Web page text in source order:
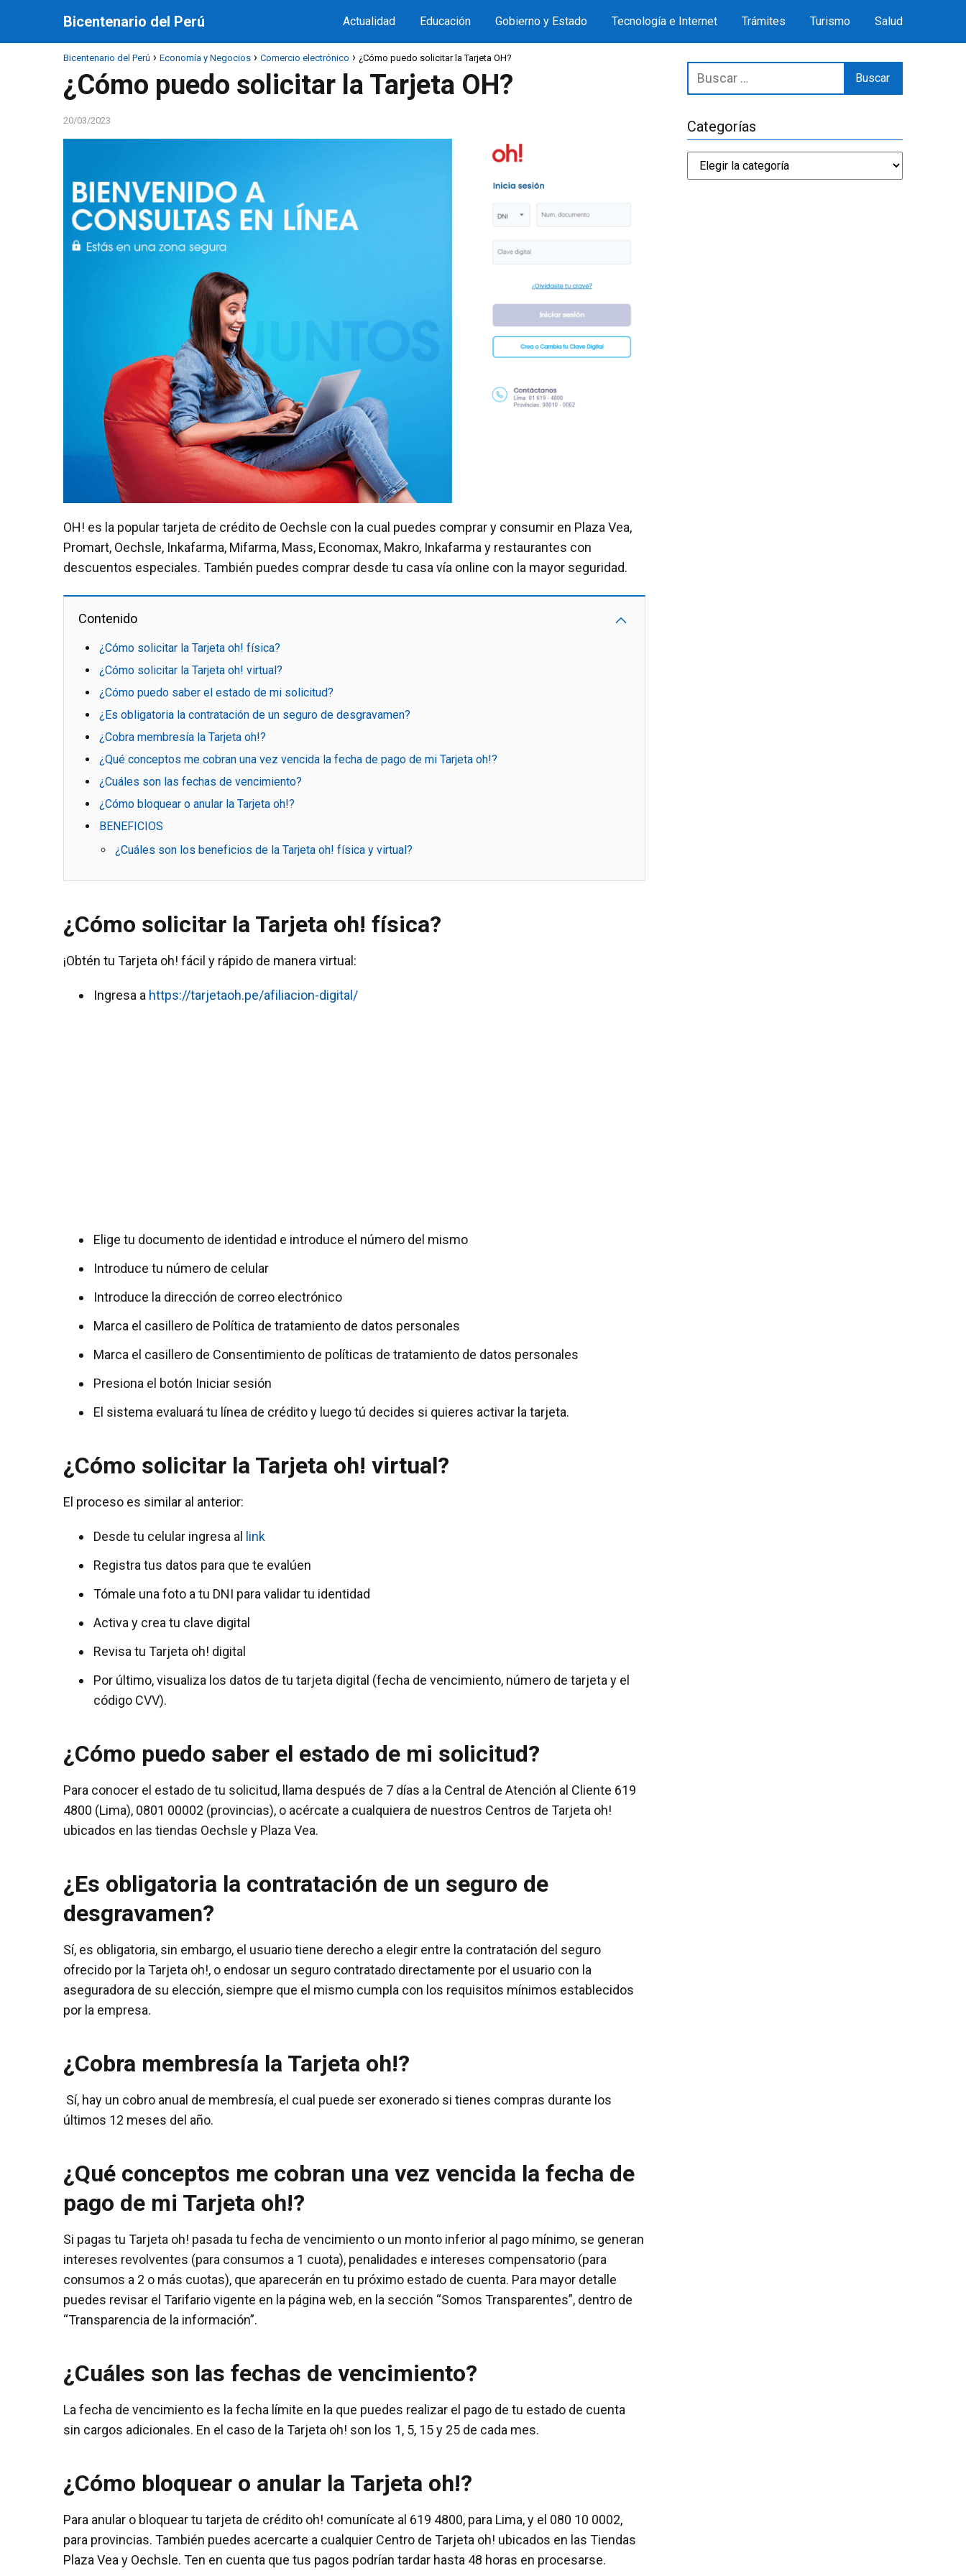
Bicentenario del Perú Actualidad Educación Gobierno y Estado Tecnología e Internet Trámites Turismo Salud
Bicentenario del Perú Economía y Negocios Comercio electrónico ¿Cómo puedo solicitar la Tarjeta OH?
¿Cómo puedo solicitar la Tarjeta OH?
20/03/2023
OH! es la popular tarjeta de crédito de Oechsle con la cual puedes comprar y consumir en Plaza Vea,
Promart, Oechsle, Inkafarma, Mifarma, Mass, Economax, Makro, Inkafarma y restaurantes con
descuentos especiales. También puedes comprar desde tu casa vía online con la mayor seguridad.
Contenido
¿Cómo solicitar la Tarjeta oh! física?
¿Cómo solicitar la Tarjeta oh! virtual?
¿Cómo puedo saber el estado de mi solicitud?
¿Es obligatoria la contratación de un seguro de desgravamen?
¿Cobra membresía la Tarjeta oh!?
¿Qué conceptos me cobran una vez vencida la fecha de pago de mi Tarjeta oh!?
¿Cuáles son las fechas de vencimiento?
¿Cómo bloquear o anular la Tarjeta oh!?
BENEFICIOS
¿Cuáles son los beneficios de la Tarjeta oh! física y virtual?
¿Cómo solicitar la Tarjeta oh! física?
¡Obtén tu Tarjeta oh! fácil y rápido de manera virtual:
Ingresa a https://tarjetaoh.pe/afiliacion-digital/
Elige tu documento de identidad e introduce el número del mismo
Introduce tu número de celular
Introduce la dirección de correo electrónico
Marca el casillero de Política de tratamiento de datos personales
Marca el casillero de Consentimiento de políticas de tratamiento de datos personales
Presiona el botón Iniciar sesión
El sistema evaluará tu línea de crédito y luego tú decides si quieres activar la tarjeta.
¿Cómo solicitar la Tarjeta oh! virtual?
El proceso es similar al anterior:
Desde tu celular ingresa al link
Registra tus datos para que te evalúen
Tómale una foto a tu DNI para validar tu identidad
Activa y crea tu clave digital
Revisa tu Tarjeta oh! digital
Por último, visualiza los datos de tu tarjeta digital (fecha de vencimiento, número de tarjeta y el
código CVV).
¿Cómo puedo saber el estado de mi solicitud?
Para conocer el estado de tu solicitud, llama después de 7 días a la Central de Atención al Cliente 619
4800 (Lima), 0801 00002 (provincias), o acércate a cualquiera de nuestros Centros de Tarjeta oh!
ubicados en las tiendas Oechsle y Plaza Vea.
¿Es obligatoria la contratación de un seguro de
desgravamen?
Sí, es obligatoria, sin embargo, el usuario tiene derecho a elegir entre la contratación del seguro
ofrecido por la Tarjeta oh!, o endosar un seguro contratado directamente por el usuario con la
aseguradora de su elección, siempre que el mismo cumpla con los requisitos mínimos establecidos
por la empresa.
¿Cobra membresía la Tarjeta oh!?
Sí, hay un cobro anual de membresía, el cual puede ser exonerado si tienes compras durante los
últimos 12 meses del año.
¿Qué conceptos me cobran una vez vencida la fecha de
pago de mi Tarjeta oh!?
Si pagas tu Tarjeta oh! pasada tu fecha de vencimiento o un monto inferior al pago mínimo, se generan
intereses revolventes (para consumos a 1 cuota), penalidades e intereses compensatorio (para
consumos a 2 o más cuotas), que aparecerán en tu próximo estado de cuenta. Para mayor detalle
puedes revisar el Tarifario vigente en la página web, en la sección “Somos Transparentes”, dentro de
“Transparencia de la información”.
¿Cuáles son las fechas de vencimiento?
La fecha de vencimiento es la fecha límite en la que puedes realizar el pago de tu estado de cuenta
sin cargos adicionales. En el caso de la Tarjeta oh! son los 1, 5, 15 y 25 de cada mes.
¿Cómo bloquear o anular la Tarjeta oh!?
Para anular o bloquear tu tarjeta de crédito oh! comunícate al 619 4800, para Lima, y el 080 10 0002,
para provincias. También puedes acercarte a cualquier Centro de Tarjeta oh! ubicados en las Tiendas
Plaza Vea y Oechsle. Ten en cuenta que tus pagos podrían tardar hasta 48 horas en procesarse.
Categorías